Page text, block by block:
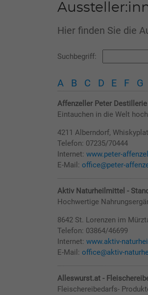
Hier finden Sie die
Suchbegriff:
A B C D E F G
Affenzeller Peter
Eintauchen in die Welt
4211 Alberndorf,
Telefon: 07235/70444
Internet: www.peter-
E-Mail: office@peter-
Aktiv Naturheilmittel -
Hochwertige
8642 St. Lorenzen im
Telefon: 03864/46699
Internet: www.aktiv-
E-Mail: office@aktiv-
Alleswurst.at -
Fleischereibedarfs-